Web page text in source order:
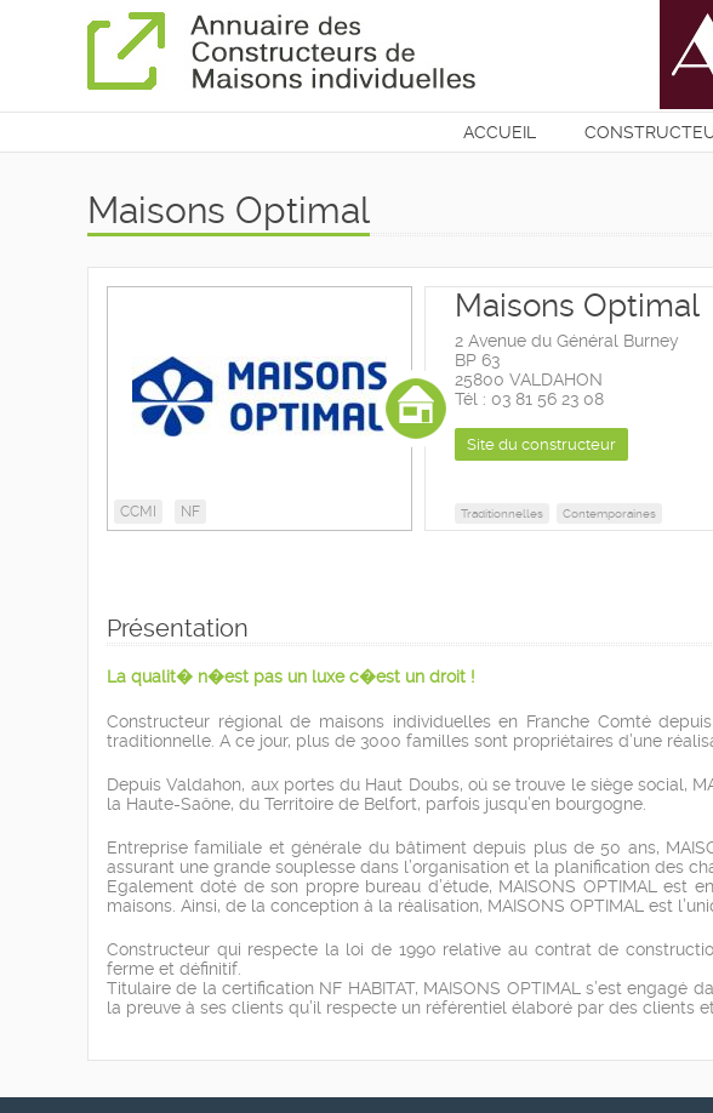
ACCUEIL
Maisons Optimal
CCMI NF
Maisons Optimal
2 Avenue du Général Burney
BP 63
25800 VALDAHON
Tél : 03 81 56 23 08
Site du constructeur
Traditionnelles Contemporaines
Présentation
La qualit� n�est pas un luxe c�est un droit !
Constructeur régional de maisons individuelles en Franche Comté
traditionnelle. A ce jour, plus de 3000 familles sont propriétaires d’une
Depuis Valdahon, aux portes du Haut Doubs, où se trouve le siège social,
la Haute-Saône, du Territoire de Belfort, parfois jusqu’en bourgogne.
Entreprise familiale et générale du bâtiment depuis plus de 50 ans,
assurant une grande souplesse dans l’organisation et la planification des
Egalement doté de son propre bureau d’étude, MAISONS OPTIMAL
maisons. Ainsi, de la conception à la réalisation, MAISONS OPTIMAL est
Constructeur qui respecte la loi de 1990 relative au contrat de
ferme et définitif.
Titulaire de la certification NF HABITAT, MAISONS OPTIMAL s’est
la preuve à ses clients qu’il respecte un référentiel élaboré par des clients